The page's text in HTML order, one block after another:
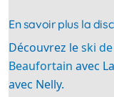
En savoir plus la
Découvrez leski
Beaufortain avec
avec Nelly.